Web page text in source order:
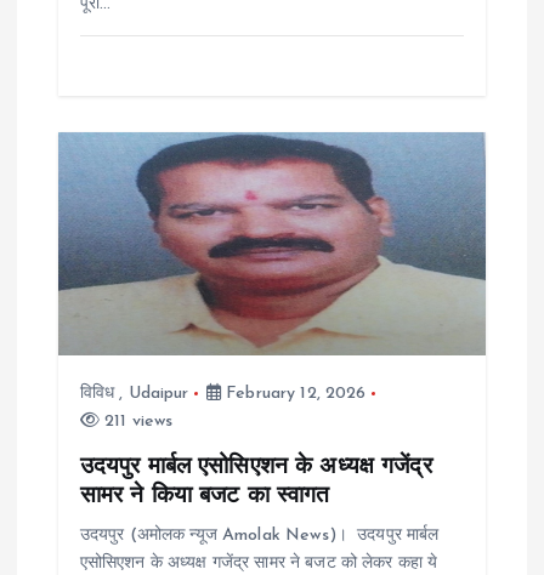
पूरा…
विविध, Udaipur
February 12, 2026
211 views
उदयपुर मार्बल एसोसिएशन के अध्यक्ष गजेंद्र
सामर ने किया बजट का स्वागत
उदयपुर (अमोलक न्यूज Amolak News)। उदयपुर मार्बल
एसोसिएशन के अध्यक्ष गजेंद्र सामर ने बजट को लेकर कहा ये